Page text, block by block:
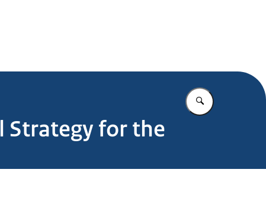
Vul in wat u
Strategy for the